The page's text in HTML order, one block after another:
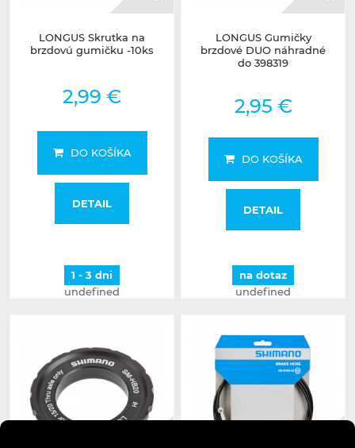
LONGUS Skrutka na
brzdovú gumičku -10ks
2,99 €
DO KOŠÍKA
DETAIL
1 - 3 dni
undefined
LONGUS Gumičky
brzdové DUO náhradné
do 398319
2,95 €
DO KOŠÍKA
DETAIL
na dotaz
undefined